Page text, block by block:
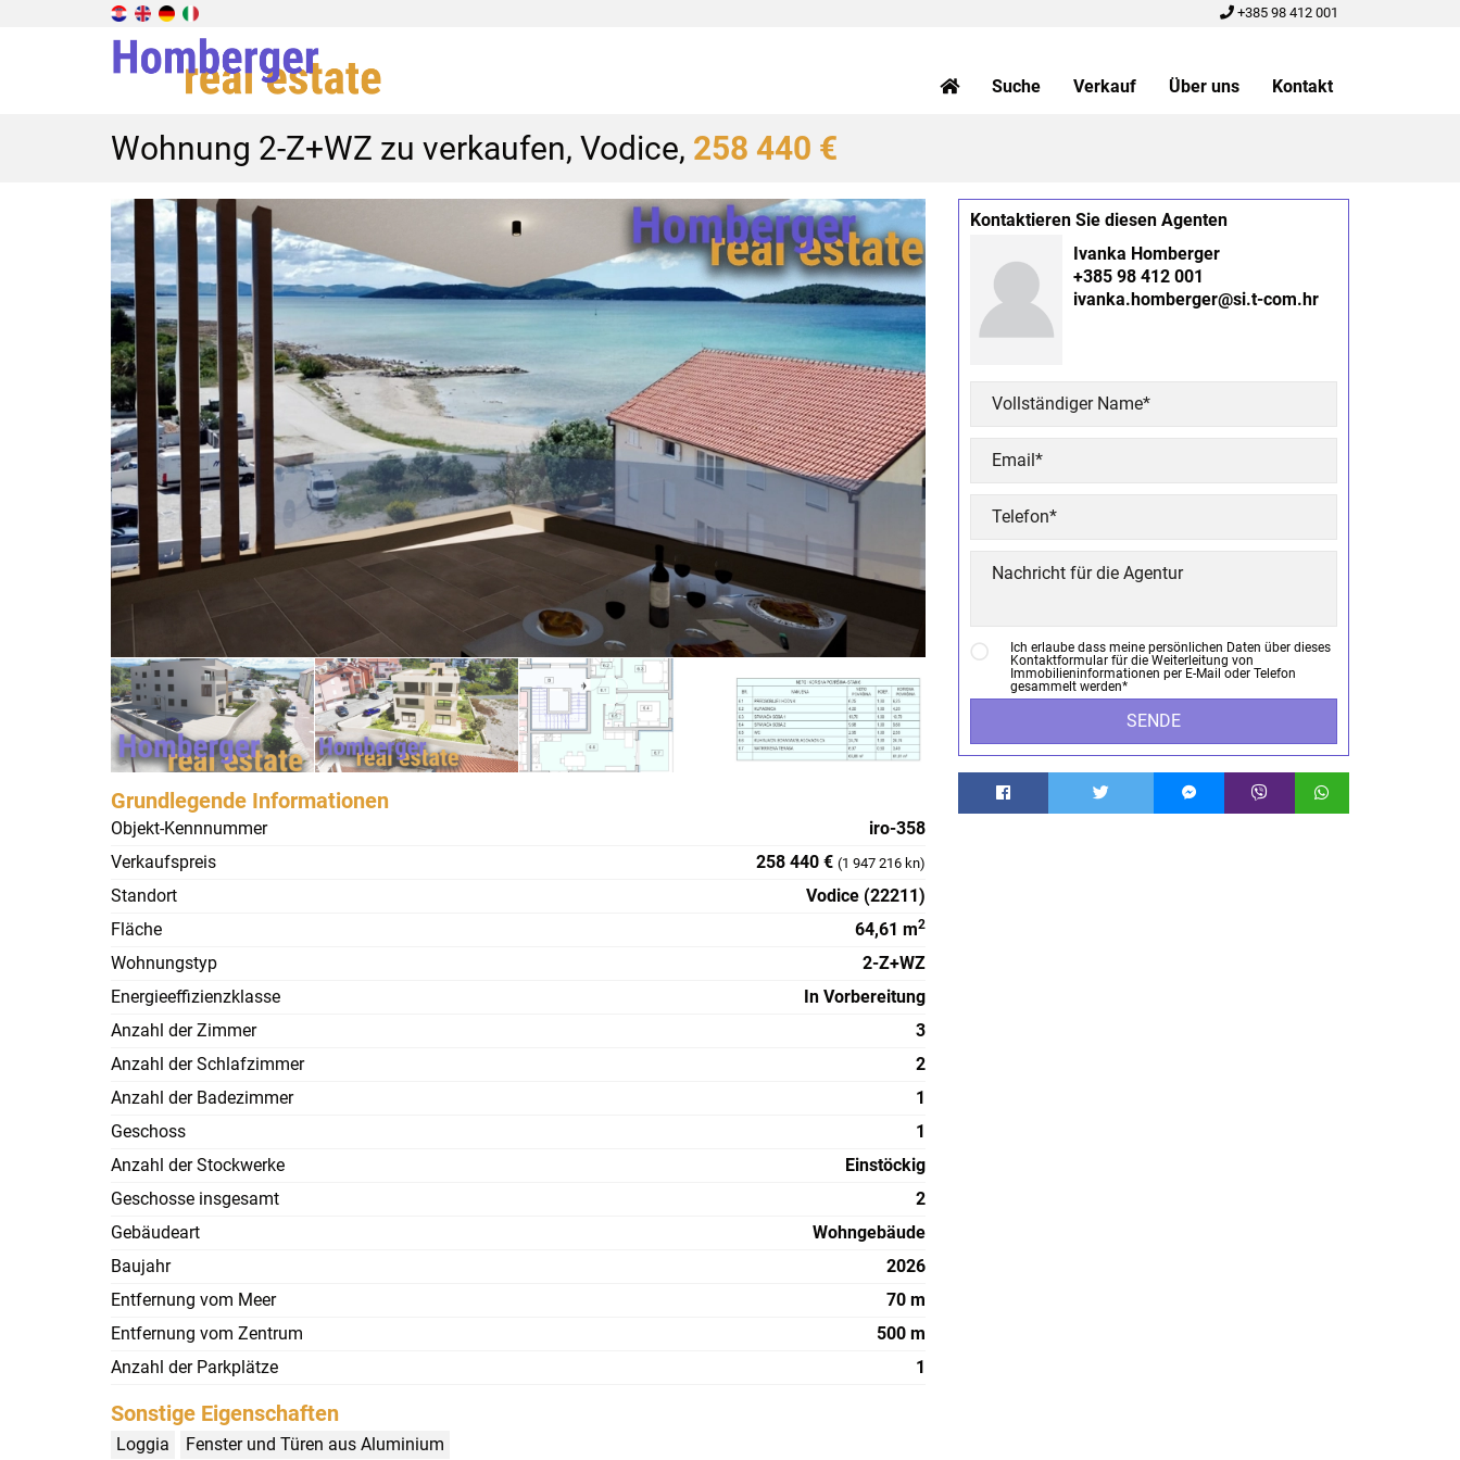
+385 98 412 001
Suche Verkauf Über uns Kontakt
Wohnung 2-Z+WZ zu verkaufen, Vodice, 258 440 €
Grundlegende Informationen
Objekt-Kennnummer
iro-358
Verkaufspreis
258 440 € (1 947 216 kn)
Standort
Vodice (22211)
Fläche
64,61 m2
Wohnungstyp
2-Z+WZ
Energieeffizienzklasse
In Vorbereitung
Anzahl der Zimmer
3
Anzahl der Schlafzimmer
2
Anzahl der Badezimmer
1
Geschoss
1
Anzahl der Stockwerke
Einstöckig
Geschosse insgesamt
2
Gebäudeart
Wohngebäude
Baujahr
2026
Entfernung vom Meer
70 m
Entfernung vom Zentrum
500 m
Anzahl der Parkplätze
1
Sonstige Eigenschaften
Loggia Fenster und Türen aus Aluminium
Kontaktieren Sie diesen Agenten
Ivanka Homberger
+385 98 412 001
ivanka.homberger@si.t-com.hr
Ich erlaube dass meine persönlichen Daten über dieses
Kontaktformular für die Weiterleitung von
Immobilieninformationen per E-Mail oder Telefon
gesammelt werden*
SENDE